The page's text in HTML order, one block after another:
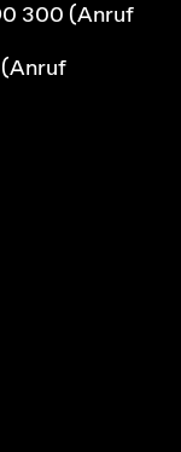
300 (Anruf